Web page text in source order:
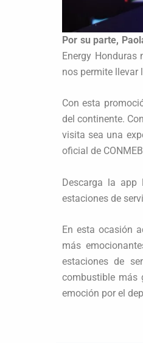
Por su parte,
Energy Honduras
nos permite llevar
Con esta
del continente.
visita sea una
oficial de
Descarga la
estaciones de
En esta ocasión
más
estaciones de
combustible más
emoción por el